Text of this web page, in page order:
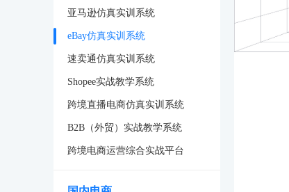
亚马逊仿真实训系统
eBay仿真实训系统
速卖通仿真实训系统
Shopee实战教学系统
跨境直播电商仿真实训系统
B2B（外贸）实战教学系统
跨境电商运营综合实战平台